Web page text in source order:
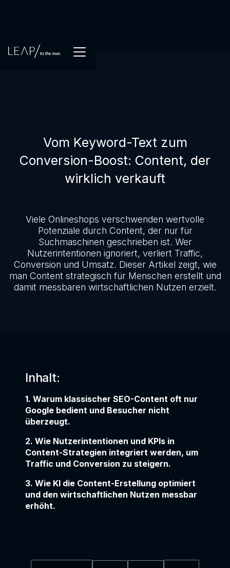
Vom Keyword-Text zum
Conversion-Boost: Content, der
wirklich verkauft
Viele Onlineshops verschwenden wertvolle
Potenziale durch Content, der nur für
Suchmaschinen geschrieben ist. Wer
Nutzerintentionen ignoriert, verliert Traffic,
Conversion und Umsatz. Dieser Artikel zeigt, wie
man Content strategisch für Menschen erstellt und
damit messbaren wirtschaftlichen Nutzen erzielt.
Inhalt:
1. Warum klassischer SEO-Content oft nur
Google bedient und Besucher nicht
überzeugt.
2. Wie Nutzerintentionen und KPIs in
Content-Strategien integriert werden, um
Traffic und Conversion zu steigern.
3. Wie KI die Content-Erstellung optimiert
und den wirtschaftlichen Nutzen messbar
erhöht.